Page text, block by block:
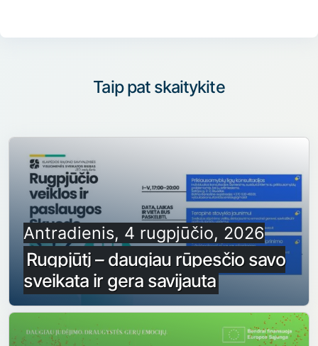
Taip pat skaitykite
Antradienis, 4 rugpjūčio, 2026
Rugpjūtį – daugiau rūpesčio savo
sveikata ir gera savijauta